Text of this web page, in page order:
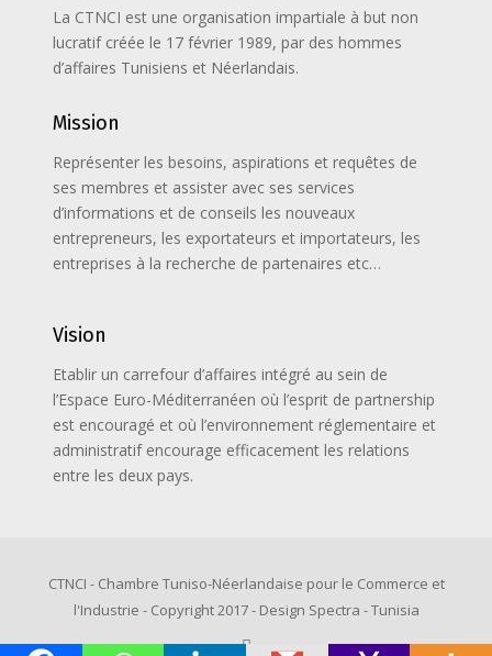
La CTNCI est une organisation impartiale à but non
lucratif créée le 17 février 1989, par des hommes
d’affaires Tunisiens et Néerlandais.
Mission
Représenter les besoins, aspirations et requêtes de
ses membres et assister avec ses services
d’informations et de conseils les nouveaux
entrepreneurs, les exportateurs et importateurs, les
entreprises à la recherche de partenaires etc…
Vision
Etablir un carrefour d’affaires intégré au sein de
l’Espace Euro-Méditerranéen où l’esprit de partnership
est encouragé et où l’environnement réglementaire et
administratif encourage efficacement les relations
entre les deux pays.
CTNCI - Chambre Tuniso-Néerlandaise pour le Commerce et
l'Industrie - Copyright 2017 - Design Spectra - Tunisia